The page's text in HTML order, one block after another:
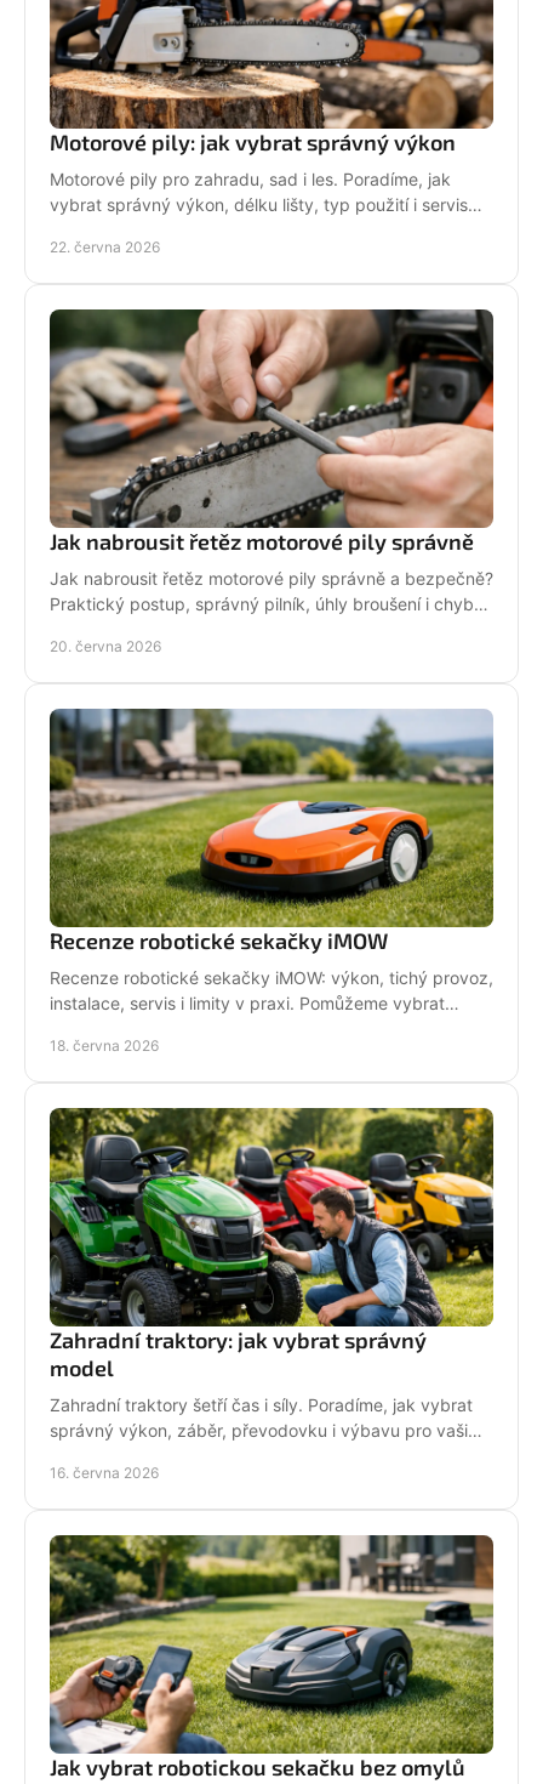
Motorové pily: jak vybrat správný výkon
Motorové pily pro zahradu, sad i les. Poradíme, jak
vybrat správný výkon, délku lišty, typ použití i servis
22. června 2026
Jak nabrousit řetěz motorové pily správně
Jak nabrousit řetěz motorové pily správně a bezpečně?
Praktický postup, správný pilník, úhly broušení i chyby,
20. června 2026
Recenze robotické sekačky iMOW
Recenze robotické sekačky iMOW: výkon, tichý provoz,
instalace, servis i limity v praxi. Pomůžeme vybrat
18. června 2026
Zahradní traktory: jak vybrat správný
model
Zahradní traktory šetří čas i síly. Poradíme, jak vybrat
správný výkon, záběr, převodovku i výbavu pro vaši
16. června 2026
Jak vybrat robotickou sekačku bez omylů